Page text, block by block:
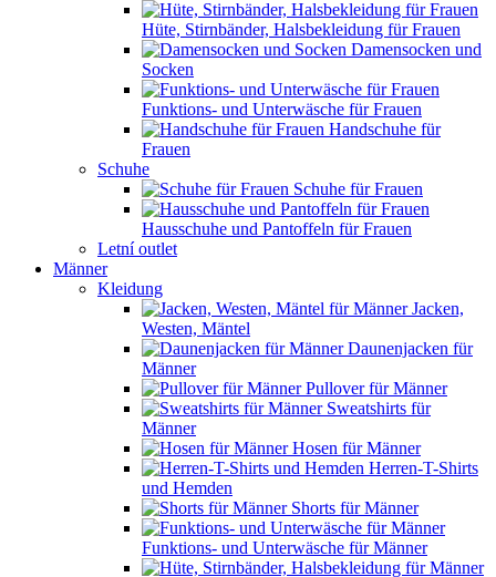
Hüte, Stirnbänder, Halsbekleidung für Frauen
Damensocken und
Socken
Funktions- und Unterwäsche für Frauen
Handschuhe für
Frauen
Schuhe
Schuhe für Frauen
Hausschuhe und Pantoffeln für Frauen
Letní outlet
Männer
Kleidung
Jacken,
Westen, Mäntel
Daunenjacken für
Männer
Pullover für Männer
Sweatshirts für
Männer
Hosen für Männer
Herren-T-Shirts
und Hemden
Shorts für Männer
Funktions- und Unterwäsche für Männer